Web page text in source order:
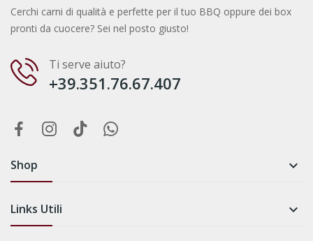
Cerchi carni di qualità e perfette per il tuo BBQ oppure dei box
pronti da cuocere? Sei nel posto giusto!
Ti serve aiuto?
+39.351.76.67.407
Shop 
Links Utili 